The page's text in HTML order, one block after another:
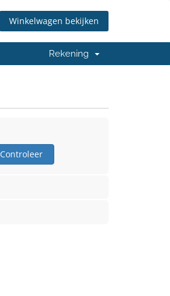
Winkelwagen bekijken
Rekening
Controleer